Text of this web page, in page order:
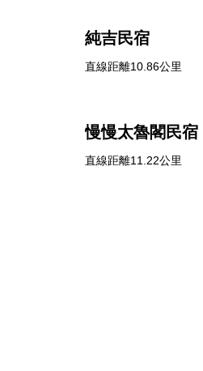
純吉民宿
直線距離10.86公里
慢慢太魯閣民宿
直線距離11.22公里